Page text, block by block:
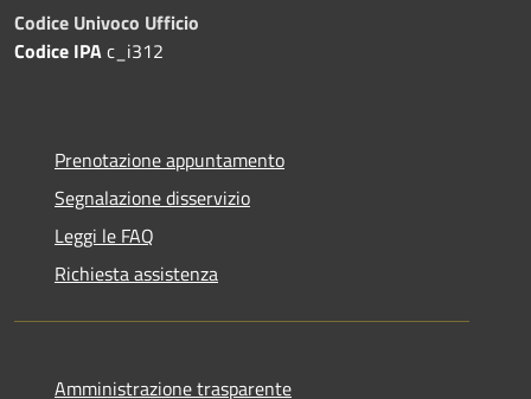
Codice Univoco Ufficio
Codice IPAc_i312
Prenotazione appuntamento
Segnalazione disservizio
Leggi le FAQ
Richiesta assistenza
Amministrazione trasparente